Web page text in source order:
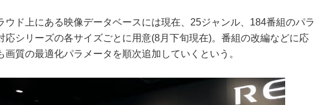
ウド上にある映像データベースには現在、25ジャンル、184番組のパラ
応シリーズの各サイズごとに用意(8月下旬現在)。番組の改編などに応
画質の最適化パラメータを順次追加していくという。